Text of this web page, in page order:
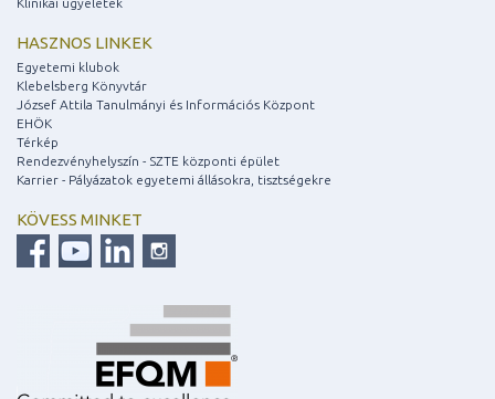
Klinikai ügyeletek
HASZNOS LINKEK
Egyetemi klubok
Klebelsberg Könyvtár
József Attila Tanulmányi és Információs Központ
EHÖK
Térkép
Rendezvényhelyszín - SZTE központi épület
Karrier - Pályázatok egyetemi állásokra, tisztségekre
KÖVESS MINKET